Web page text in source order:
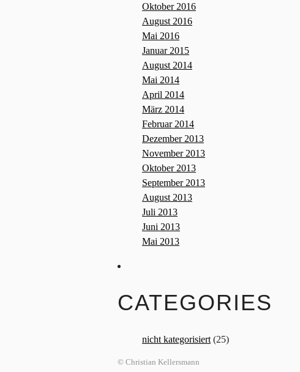
Oktober 2016
August 2016
Mai 2016
Januar 2015
August 2014
Mai 2014
April 2014
März 2014
Februar 2014
Dezember 2013
November 2013
Oktober 2013
September 2013
August 2013
Juli 2013
Juni 2013
Mai 2013
CATEGORIES
nicht kategorisiert (25)
© Christian Kellersmann